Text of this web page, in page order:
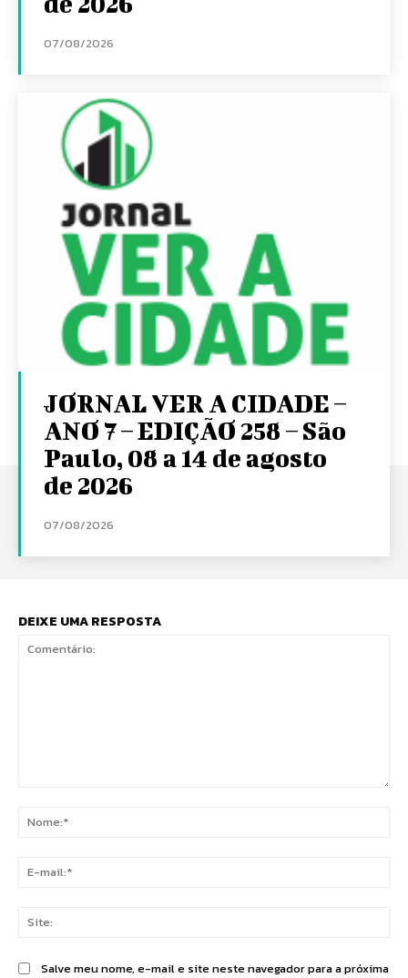
07/08/2026
JORNAL VER A CIDADE –
ANO 7 – EDIÇÃO 258 – São
Paulo, 08 a 14 de agosto
de 2026
07/08/2026
DEIXE UMA RESPOSTA
Salve meu nome, e-mail e site neste navegador para a próxima